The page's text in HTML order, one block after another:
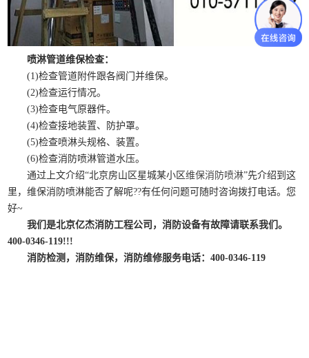
喷淋管道维保检查：
(1)检查管道附件跟各阀门并维保。
(2)检查运行情况。
(3)检查电气原器件。
(4)检查接地装置、防护罩。
(5)检查喷淋头规格、装置。
(6)检查消防喷淋管道水压。
通过上文介绍“北京房山区星城某小区维保消防喷淋”先介绍到这
里，维保消防喷淋能否了解呢??有任何问题可随时咨询拨打电话。您
好~
我们是北京亿杰消防工程公司，消防设备有故障请联系我们。
400-0346-119!!!
消防检测，消防维保，消防维修服务电话：400-0346-119